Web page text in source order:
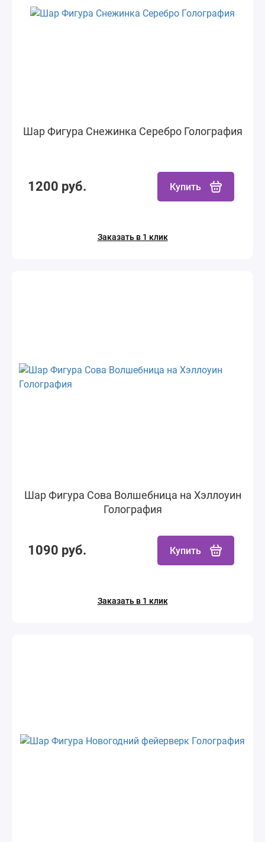
Шар Фигура Снежинка Серебро Голография
1200 руб. Купить
Заказать в 1 клик
Шар Фигура Сова Волшебница на Хэллоуин
Голография
1090 руб. Купить
Заказать в 1 клик